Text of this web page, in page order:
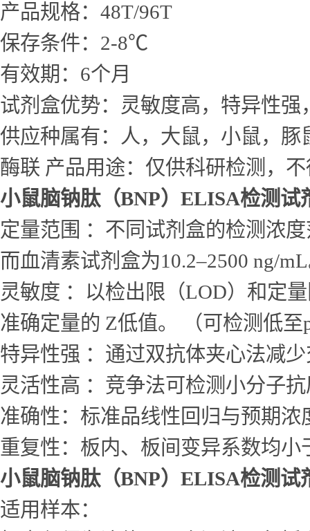
产品规格：48T/96T
保存条件：2-8℃
有效期：6个月
试剂盒优势：灵敏度高，特异性
供应种属有：人，大鼠，小鼠，
酶联 产品用途：仅供科研检测，
小鼠脑钠肽（BNP）ELISA检测试
定量范围 ：不同试剂盒的检测浓
而血清素试剂盒为10.2–2500 ng/
灵敏度 ：以检出限（LOD）和定
准确定量的 Z低值。 （可检测低
特异性强 ：通过双抗体夹心法减
灵活性高 ：竞争法可检测小分子
准确性：标准品线性回归与预期浓
重复性：板内、板间变异系数均小
小鼠脑钠肽（BNP）ELISA检测试
适用样本：